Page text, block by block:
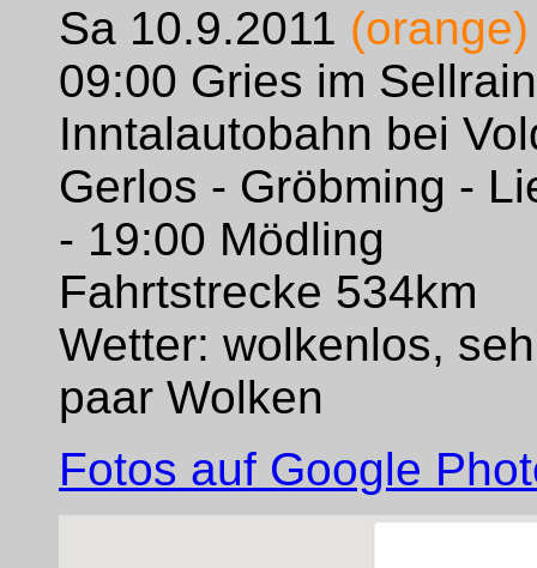
Sa 10.9.2011 (orange)
09:00 Gries im
Inntalautobahn bei
Gerlos - Gröbming -
- 19:00 Mödling
Fahrtstrecke 534km
Wetter: wolkenlos,
paar Wolken
Fotos auf Google